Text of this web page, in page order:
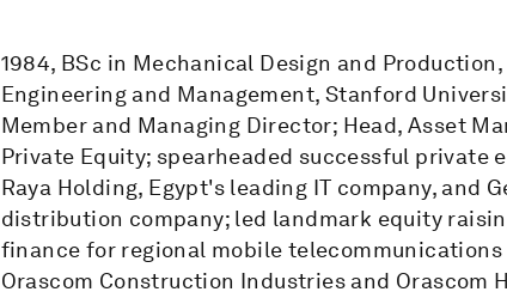
1984, BSc in Mechanical Design and
Engineering and Management, Stanford
Member and Managing Director; Head, Asset
Private Equity; spearheaded successful
Raya Holding, Egypt's leading IT company, and
distribution company; led landmark equity
finance for regional mobile telecommunications
Orascom Construction Industries and Orascom